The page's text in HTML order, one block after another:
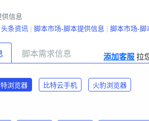
供信息
头条资讯 | 脚本市场-脚本提供信息 | 脚本市场-脚
脚本需求信息 添加客服 拉
特浏览器 比特云手机 火豹浏览器